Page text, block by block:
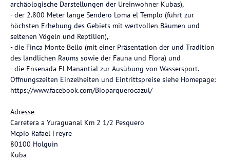
archäologische Darstellungen der Ureinwohner Kubas),
- der 2.800 Meter lange Sendero Loma el Templo (führt zur
höchsten Erhebung des Gebiets mit wertvollen Bäumen und
seltenen Vögeln und Reptilien),
- die Finca Monte Bello (mit einer Präsentation der und Tradition
des ländlichen Raums sowie der Fauna und Flora) und
- die Ensenada El Manantial zur Ausübung von Wassersport.
Öffnungszeiten Einzelheiten und Eintrittspreise siehe Homepage:
https://www.facebook.com/Bioparquerocazul/
Adresse
Carretera a Yuraguanal Km 2 1/2 Pesquero
Mcpio Rafael Freyre
80100 Holguin
Kuba